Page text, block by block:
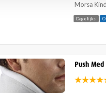
Dagelijks
Morsa
Push